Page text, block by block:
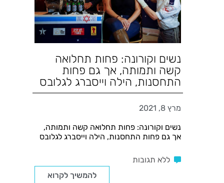
נשים וקורונה: פחות תחלואה
קשה ותמותה, אך גם פחות
התחסנות, הילה וייסברג לגלובס
מרץ 8, 2021
נשים וקורונה: פחות תחלואה קשה ותמותה,
אך גם פחות התחסנות, הילה וייסברג לגלובס
ללא תגובות
להמשיך לקרוא